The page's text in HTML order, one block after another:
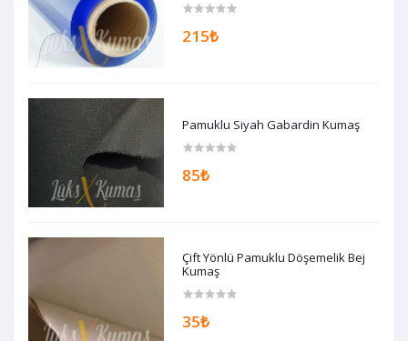
215₺
Pamuklu Siyah Gabardin Kumaş
85₺
Çift Yönlü Pamuklu Döşemelik Bej
Kumaş
35₺